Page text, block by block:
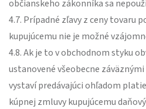
občianskeho zákonníka sa
4.7. Prípadné zľavy z ceny tovaru
kupujúcemu nie je možné
4.8. Ak je to v obchodnom styku
ustanovené všeobecne
vystaví predávajúci ohľadom
kúpnej zmluvy kupujúcemu